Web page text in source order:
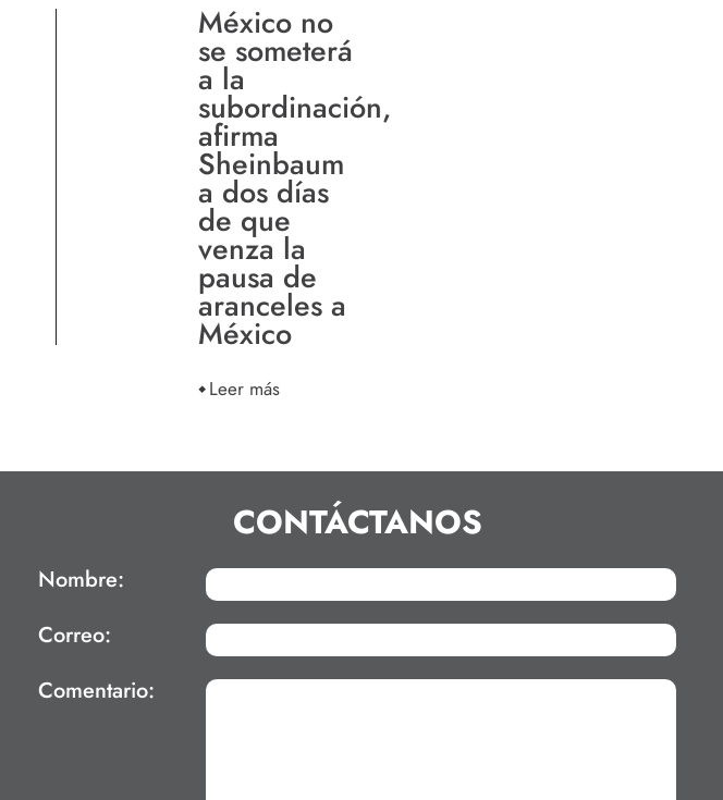
México no
se someterá
a la
subordinación,
afirma
Sheinbaum
a dos días
de que
venza la
pausa de
aranceles a
México
Leer más
CONTÁCTANOS
Nombre:
Correo:
Comentario: